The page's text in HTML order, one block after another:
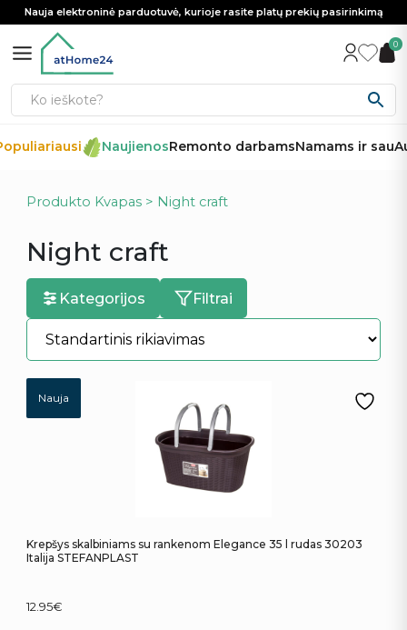
Nauja elektroninė parduotuvė, kurioje rasite platų prekių pasirinkimą
0
NaujienosRemonto darbamsNamams ir sau
Produkto Kvapas > Night craft
Night craft
Kategorijos Filtrai
Nauja
Krepšys skalbiniams su rankenom Elegance 35 l rudas 30203
Italija STEFANPLAST
12.95€